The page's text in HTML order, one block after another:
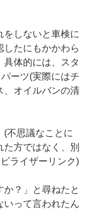
をしないと車検に
したにもかかわら
具体的には、スタ
ーツ(実際にはチ
、オイルバンの清
(不思議なことに
方ではなく、別
ライザーリンク)
か？」と尋ねたと
いって言われたん